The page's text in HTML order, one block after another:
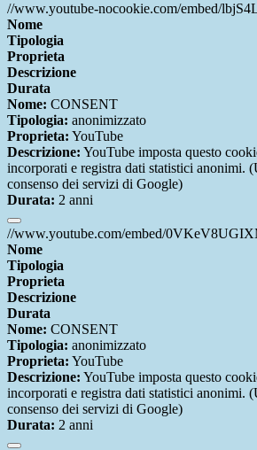
//www.youtube-nocookie.com/embed/
Nome
Tipologia
Proprieta
Descrizione
Durata
Nome: CONSENT
Tipologia: anonimizzato
Proprieta: YouTube
Descrizione: YouTube imposta questo
incorporati e registra dati statistici anonimi.
consenso dei servizi di Google)
Durata: 2 anni
//www.youtube.com/embed/
Nome
Tipologia
Proprieta
Descrizione
Durata
Nome: CONSENT
Tipologia: anonimizzato
Proprieta: YouTube
Descrizione: YouTube imposta questo
incorporati e registra dati statistici anonimi.
consenso dei servizi di Google)
Durata: 2 anni